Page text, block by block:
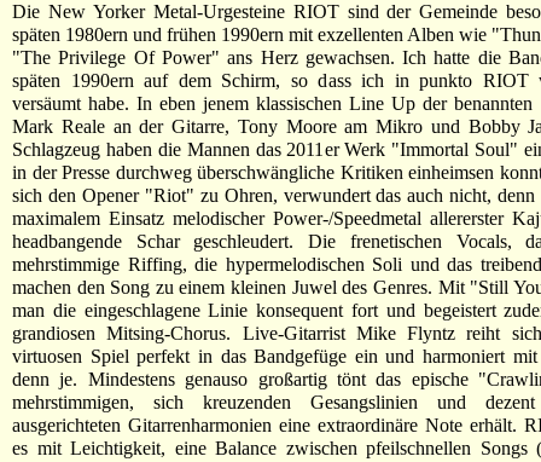
Die New Yorker Metal-Urgesteine RIOT sind der Gemeinde
späten 1980ern und frühen 1990ern mit exzellenten Alben wie
"The Privilege Of Power" ans Herz gewachsen. Ich hatte die
späten 1990ern auf dem Schirm, so dass ich in punkto RIOT
versäumt habe. In eben jenem klassischen Line Up der benannten
Mark Reale an der Gitarre, Tony Moore am Mikro und Bobby
Schlagzeug haben die Mannen das 2011er Werk "Immortal Soul"
in der Presse durchweg überschwängliche Kritiken einheimsen
sich den Opener "Riot" zu Ohren, verwundert das auch nicht,
maximalem Einsatz melodischer Power-/Speedmetal allererster
headbangende Schar geschleudert. Die frenetischen Vocals,
mehrstimmige Riffing, die hypermelodischen Soli und das
machen den Song zu einem kleinen Juwel des Genres. Mit "Still
man die eingeschlagene Linie konsequent fort und begeistert
grandiosen Mitsing-Chorus. Live-Gitarrist Mike Flyntz reiht
virtuosen Spiel perfekt in das Bandgefüge ein und harmoniert
denn je. Mindestens genauso großartig tönt das epische
mehrstimmigen, sich kreuzenden Gesangslinien und
ausgerichteten Gitarrenharmonien eine extraordinäre Note erhält.
es mit Leichtigkeit, eine Balance zwischen pfeilschnellen Songs